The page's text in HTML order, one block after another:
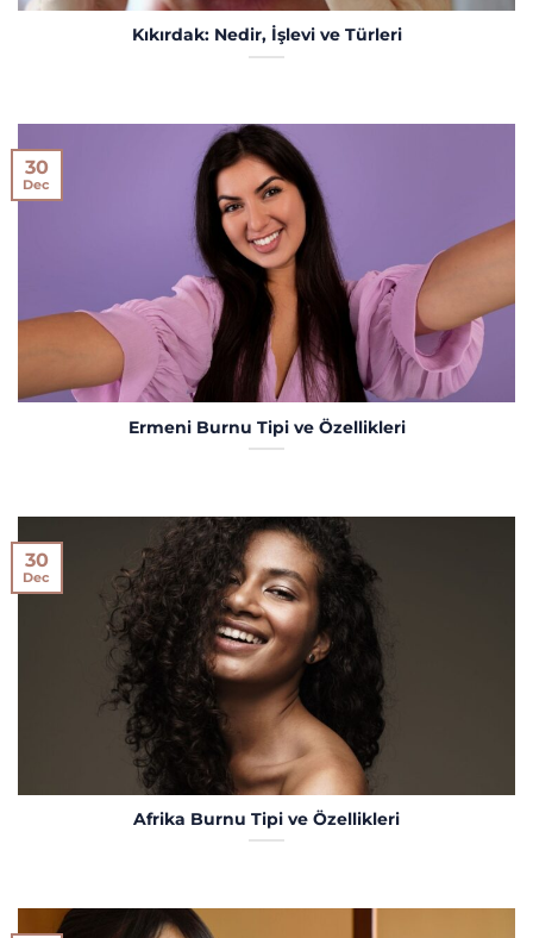
Kıkırdak: Nedir, İşlevi ve Türleri
Ermeni Burnu Tipi ve Özellikleri
30
Dec
Afrika Burnu Tipi ve Özellikleri
30
Dec